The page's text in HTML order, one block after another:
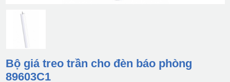
Bộ giá treo trần cho đèn báo phòng
89603C1